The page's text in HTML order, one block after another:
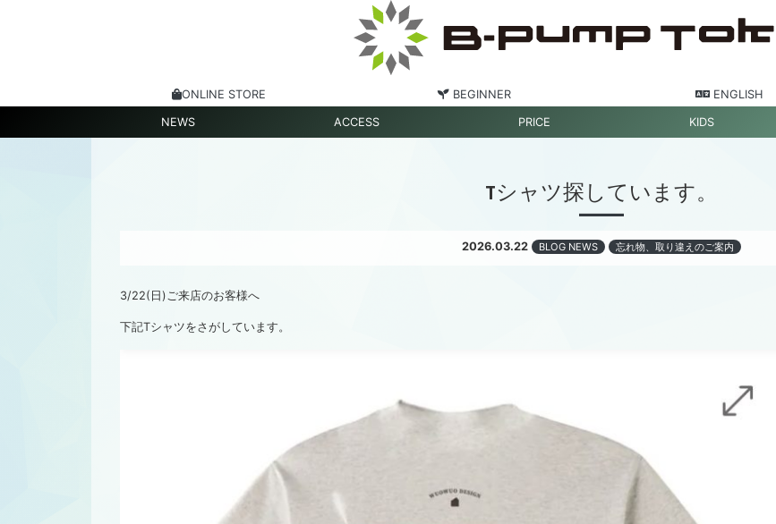
ONLINE STORE BEGINNER ENGLISH
NEWS ACCESS PRICE KIDS
Tシャツ探しています。
2026.03.22 BLOG NEWS 忘れ物、取り違えのご案内
3/22(日)ご来店のお客様へ
下記Tシャツをさがしています。